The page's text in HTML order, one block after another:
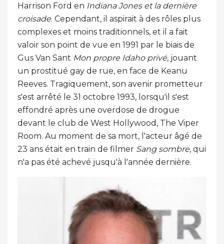
Harrison Ford en Indiana Jones et la dernière
croisade. Cependant, il aspirait à des rôles plus
complexes et moins traditionnels, et il a fait
valoir son point de vue en 1991 par le biais de
Gus Van Sant Mon propre Idaho privé, jouant
un prostitué gay de rue, en face de Keanu
Reeves. Tragiquement, son avenir prometteur
s'est arrêté le 31 octobre 1993, lorsqu'il s'est
effondré après une overdose de drogue
devant le club de West Hollywood, The Viper
Room. Au moment de sa mort, l'acteur âgé de
23 ans était en train de filmer Sang sombre, qui
n'a pas été achevé jusqu'à l'année dernière.